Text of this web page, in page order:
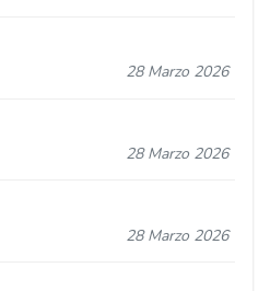
28 Marzo 2026
28 Marzo 2026
28 Marzo 2026